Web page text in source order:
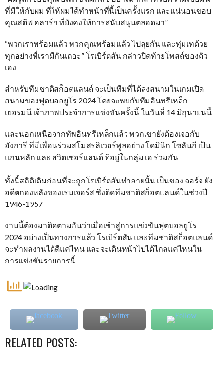
ที่มีให้กับผม ที่ให้ผมได้ทำหน้าที่นี้เป็นครั้งแรก และแน่นอนขอบ
คุณสตีฟ คลาร์ก ที่ยังคงให้การสนับสนุนตลอดมา”
“พวกเราพร้อมแล้ว พวกคุณพร้อมแล้ว ไปลุยกัน และทุ่มเทด้วย
ทุกอย่างที่เรามีกันเถอะ” โรเบิร์ตสัน กล่าวปิดท้ายโพสต์ของตัว
เอง
สำหรับทีมชาติสก็อตแลนด์ จะเป็นทีมที่ได้ลงสนามในเกมเปิด
สนามของฟุตบอลยูโร 2024 โดยจะพบกับทีมอินทรีเหล็ก
เยอรมนี เจ้าภาพประจำการแข่งขันครั้งนี้ ในวันที่ 14 มิถุนายนนี้
และนอกเหนือจากทัพอินทรีเหล็กแล้ว พวกเขายังต้องเจอกับ
ฮังการี ที่มีเพื่อนร่วมสโมสรลิเวอร์พูลอย่าง โดมินิก โซลันกี เป็น
แกนหลัก และ สวิตเซอร์แลนด์ ที่อยู่ในกลุ่ม เอ ร่วมกัน
ทั้งนี้สถิติเดิมก่อนที่จะถูกโรเบิร์ตสันทำลายนั้น เป็นของ จอร์จ ยัง
อดีตกองหลังของเรนเจอร์ส ซึ่งติดทีมชาติสก็อตแลนด์ในช่วงปี
1946-1957
งานนี้ต้องมาติดตามกันว่าเมื่อเข้าสู่การแข่งขันฟุตบอลยูโร
2024 อย่างเป็นทางการแล้ว โรเบิร์ตสัน และทีมชาติสก็อตแลนด์
จะทำผลงานได้ดีแค่ไหน และจะเดินหน้าไปได้ไกลแค่ไหนใน
การแข่งขันรายการนี้
RELATED POSTS: